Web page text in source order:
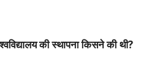
की स्थापना किसने की थी?